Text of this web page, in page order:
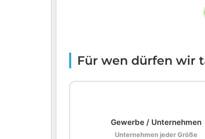
Für wen dürfen wir
Gewerbe / Unternehmen
Unternehmen jeder Größe